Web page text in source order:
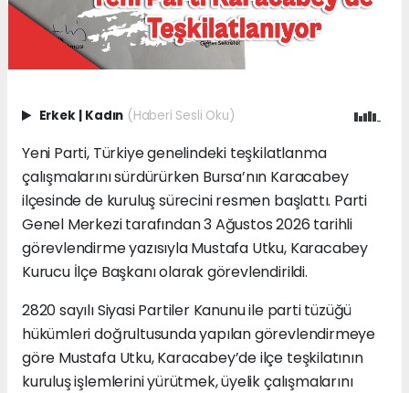
Erkek | Kadın (Haberi Sesli Oku)
Yeni Parti, Türkiye genelindeki teşkilatlanma
çalışmalarını sürdürürken Bursa’nın Karacabey
ilçesinde de kuruluş sürecini resmen başlattı. Parti
Genel Merkezi tarafından 3 Ağustos 2026 tarihli
görevlendirme yazısıyla Mustafa Utku, Karacabey
Kurucu İlçe Başkanı olarak görevlendirildi.
2820 sayılı Siyasi Partiler Kanunu ile parti tüzüğü
hükümleri doğrultusunda yapılan görevlendirmeye
göre Mustafa Utku, Karacabey’de ilçe teşkilatının
kuruluş işlemlerini yürütmek, üyelik çalışmalarını